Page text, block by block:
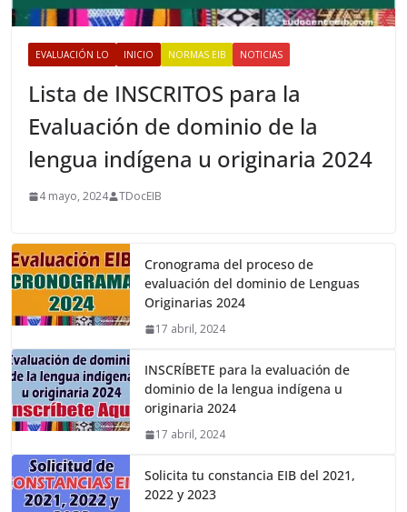
EVALUACIÓN LO INICIO NORMAS EIB NOTICIAS
Lista de INSCRITOS para la
Evaluación de dominio de la
lengua indígena u originaria 2024
4 mayo, 2024 TDocEIB
Cronograma del proceso de
evaluación del dominio de Lenguas
Originarias 2024
17 abril, 2024
INSCRÍBETE para la evaluación de
dominio de la lengua indígena u
originaria 2024
17 abril, 2024
Solicita tu constancia EIB del 2021,
2022 y 2023